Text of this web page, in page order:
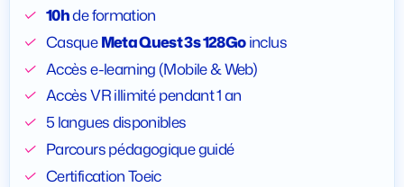
10hde formation
CasqueMeta Quest 3s 128Goinclus
Accès e-learning (Mobile & Web)
Accès VR illimité pendant 1 an
5 langues disponibles
Parcours pédagogique guidé
Certification Toeic